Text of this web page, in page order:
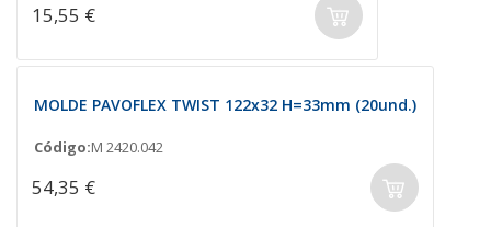
15,55 €
MOLDE PAVOFLEX TWIST 122x32 H=33mm (20und.)
Código:M 2420.042
54,35 €